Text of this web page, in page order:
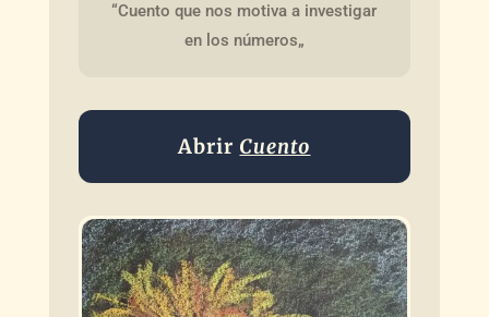
“Cuento que nos motiva a investigar
en los números„
Abrir Cuento